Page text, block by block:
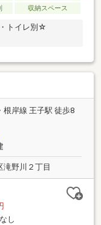
収納スペース
トイレ別☆
根岸線 王子駅 徒歩8
滝野川２丁目
なし